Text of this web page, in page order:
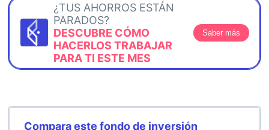
¿TUS AHORROS ESTÁN
PARADOS?
DESCUBRE CÓMO
HACERLOS TRABAJAR
PARA TI ESTE MES
Saber más
Compara este fondo de inversión